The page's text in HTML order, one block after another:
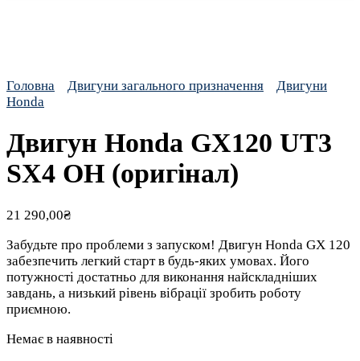
Головна Двигуни загального призначення
Двигуни
Honda
Двигун Honda GX120 UT3
SX4 OH (оригінал)
21 290,00₴
Забудьте про проблеми з запуском! Двигун Honda GX 120
забезпечить легкий старт в будь-яких умовах. Його
потужності достатньо для виконання найскладніших
завдань, а низький рівень вібрації зробить роботу
приємною.
Немає в наявності